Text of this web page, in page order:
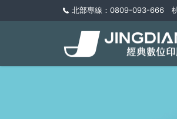
北部專線：0809-093-666